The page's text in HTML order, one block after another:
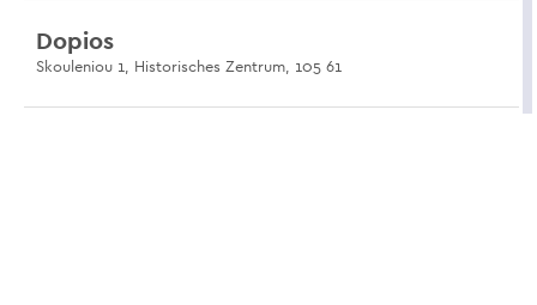
Dopios
Skouleniou 1, Historisches Zentrum, 105 61